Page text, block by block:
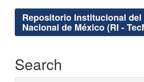
Repositorio Institucional
Nacional de México (RI -
Search